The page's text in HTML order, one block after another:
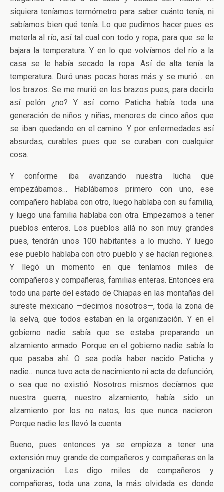
siquiera teníamos termómetro para saber cuánto tenía, ni
sabíamos bien qué tenía. Lo que pudimos hacer pues es
meterla al río, así tal cual con todo y ropa, para que se le
bajara la temperatura. Y en lo que volvíamos del río a la
casa se le había secado la ropa. Así de alta tenía la
temperatura. Duró unas pocas horas más y se murió… en
los brazos. Se me murió en los brazos pues, para decirlo
así pelón ¿no? Y así como Paticha había toda una
generación de niños y niñas, menores de cinco años que
se iban quedando en el camino. Y por enfermedades así
absurdas, curables pues que se curaban con cualquier
cosa.
Y conforme iba avanzando nuestra lucha que
empezábamos… Hablábamos primero con uno, ese
compañero hablaba con otro, luego hablaba con su familia,
y luego una familia hablaba con otra. Empezamos a tener
pueblos enteros. Los pueblos allá no son muy grandes
pues, tendrán unos 100 habitantes a lo mucho. Y luego
ese pueblo hablaba con otro pueblo y se hacían regiones.
Y llegó un momento en que teníamos miles de
compañeros y compañeras, familias enteras. Entonces era
todo una parte del estado de Chiapas en las montañas del
sureste mexicano —decimos nosotros—, toda la zona de
la selva, que todos estaban en la organización. Y en el
gobierno nadie sabía que se estaba preparando un
alzamiento armado. Porque en el gobierno nadie sabía lo
que pasaba ahí. O sea podía haber nacido Paticha y
nadie… nunca tuvo acta de nacimiento ni acta de defunción,
o sea que no existió. Nosotros mismos decíamos que
nuestra guerra, nuestro alzamiento, había sido un
alzamiento por los no natos, los que nunca nacieron.
Porque nadie les llevó la cuenta.
Bueno, pues entonces ya se empieza a tener una
extensión muy grande de compañeros y compañeras en la
organización. Les digo miles de compañeros y
compañeras, toda una zona, la más olvidada es donde